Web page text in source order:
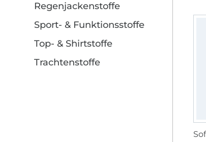
Regenjackenstoffe
Sport- & Funktionsstoffe
Top- & Shirtstoffe
Trachtenstoffe